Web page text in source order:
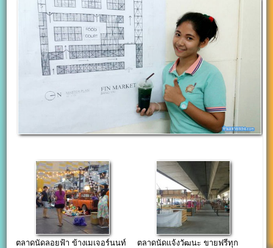
ตลาดนัดลอยฟ้า ข้างเมเจอร์นนท์
ตลาดนัดแจ้งวัฒนะ ขายฟรีทุก